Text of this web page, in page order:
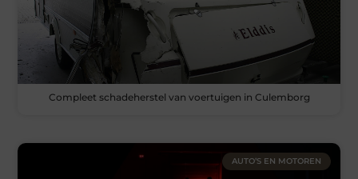
Compleet schadeherstel van voertuigen in Culemborg
AUTO’S EN MOTOREN